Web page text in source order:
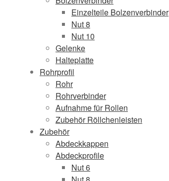
Einzelteile Bolzenverbinder
Nut 8
Nut 10
Gelenke
Halteplatte
Rohrprofil
Rohr
Rohrverbinder
Aufnahme für Rollen
Zubehör Röllchenleisten
Zubehör
Abdeckkappen
Abdeckprofile
Nut 6